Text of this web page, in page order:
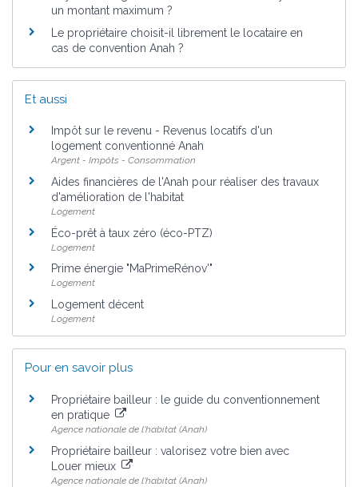
un montant maximum ?
Le propriétaire choisit-il librement le locataire en
cas de convention Anah ?
Et aussi
Impôt sur le revenu - Revenus locatifs d'un
logement conventionné Anah
Argent - Impôts - Consommation
Aides financières de l'Anah pour réaliser des travaux
d'amélioration de l'habitat
Logement
Éco-prêt à taux zéro (éco-PTZ)
Logement
Prime énergie "MaPrimeRénov'"
Logement
Logement décent
Logement
Pour en savoir plus
Propriétaire bailleur : le guide du conventionnement
en pratique
Agence nationale de l'habitat (Anah)
Propriétaire bailleur : valorisez votre bien avec
Louer mieux
Agence nationale de l'habitat (Anah)